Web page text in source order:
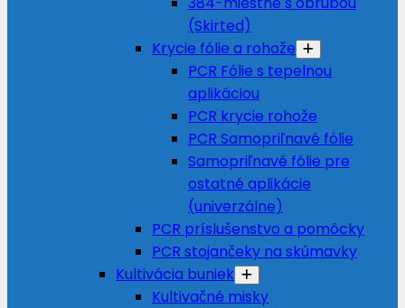
(Skirted)
Krycie fólie a rohože
PCR Fólie s tepelnou
aplikáciou
PCR krycie rohože
PCR Samopriľnavé fólie
Samopriľnavé fólie pre
ostatné aplikácie
(univerzálne)
PCR príslušenstvo a pomôcky
PCR stojančeky na skúmavky
Kultivácia buniek
Kultivačné misky